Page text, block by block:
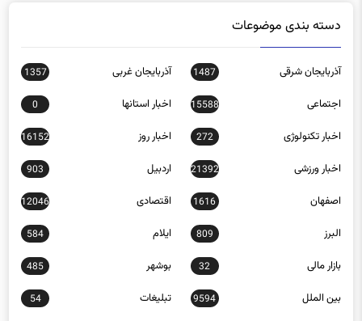
دسته بندی موضوعات
آذربایجان شرقی 1487 آذربایجان غربی 1357
اجتماعی 15588 اخبار استانها 0
اخبار تکنولوژی 272 اخبار روز 16152
اخبار ورزشی 21392 اردبیل 903
اصفهان 1616 اقتصادی 12046
البرز 809 ایلام 584
بازار مالی 32 بوشهر 485
بین الملل 9594 تبلیغات 54